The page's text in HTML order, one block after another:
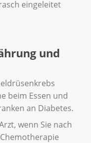
eingeleitet
und
beim Essen und
an Diabetes.
wenn Sie nach